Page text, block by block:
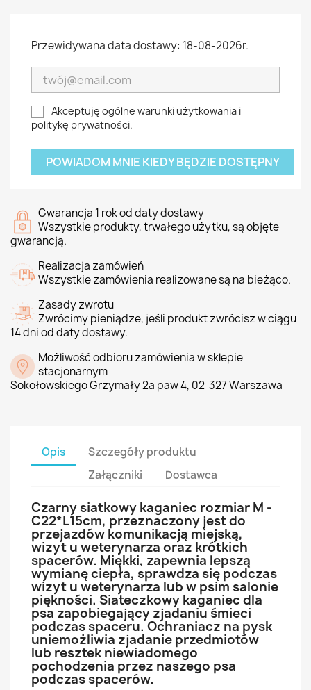
Przewidywana data dostawy: 18-08-2026r.
Akceptuję ogólne warunki użytkowania i
politykę prywatności.
POWIADOM MNIE KIEDY BĘDZIE DOSTĘPNY
Gwarancja 1 rok od daty dostawy
Wszystkie produkty, trwałego użytku, są objęte
gwarancją.
Realizacja zamówień
Wszystkie zamówienia realizowane są na bieżąco.
Zasady zwrotu
Zwrócimy pieniądze, jeśli produkt zwrócisz w ciągu
14 dni od daty dostawy.
Możliwość odbioru zamówienia w sklepie
stacjonarnym
Sokołowskiego Grzymały 2a paw 4, 02-327 Warszawa
Opis
Szczegóły produktu
Załączniki
Dostawca
Czarny siatkowy kaganiec rozmiar M -
C22*L15cm, przeznaczony jest do
przejazdów komunikacją miejską,
wizyt u weterynarza oraz krótkich
spacerów. Miękki, zapewnia lepszą
wymianę ciepła, sprawdza się podczas
wizyt u weterynarza lub w psim salonie
piękności. Siateczkowy kaganiec dla
psa zapobiegający zjadaniu śmieci
podczas spaceru. Ochraniacz na pysk
uniemożliwia zjadanie przedmiotów
lub resztek niewiadomego
pochodzenia przez naszego psa
podczas spacerów.